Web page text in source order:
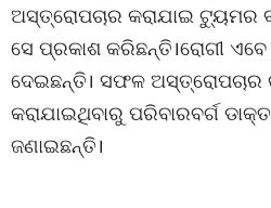
ଅସ୍ତ୍ରୋପଚାର କରାଯାଇ ଟ୍ୟୁମର
ସେ ପ୍ରକାଶ କରିଛନ୍ତି।ରୋଗୀ ଏବେ
ଦେଇଛନ୍ତି। ସଫଳ ଅସ୍ତ୍ରୋପଚାର
କରାଯାଇଥିବାରୁ ପରିବାରବର୍ଗ
ଜଣାଇଛନ୍ତି।